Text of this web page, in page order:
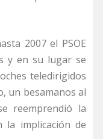
2007 el PSOE
y en su lugar se
teledirigidos
un besamanos al
reemprendió la
la implicación de